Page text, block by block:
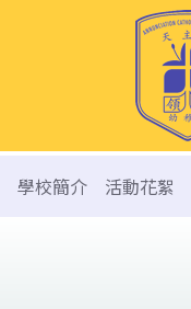
學校簡介 活動花絮